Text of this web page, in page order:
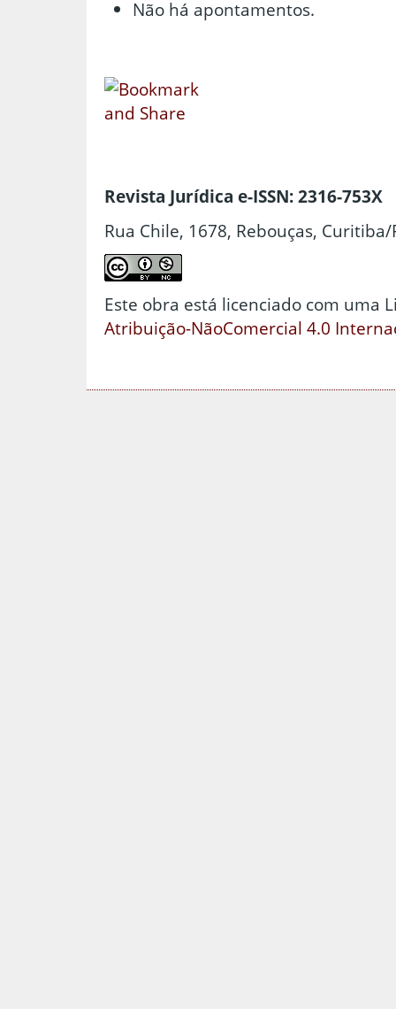
Não há apontamentos.
Revista Jurídica e-ISSN: 2316-753X
Rua Chile, 1678, Rebouças, Curitiba/
Este obra está licenciado com uma
Atribuição-NãoComercial 4.0